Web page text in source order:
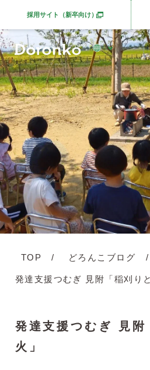
採用サイト（新卒向け）別ウィンドウで開きます
TOP どろんこブログ
発達支援つむぎ 見附「稲刈り
発達支援つむぎ 見附
火」